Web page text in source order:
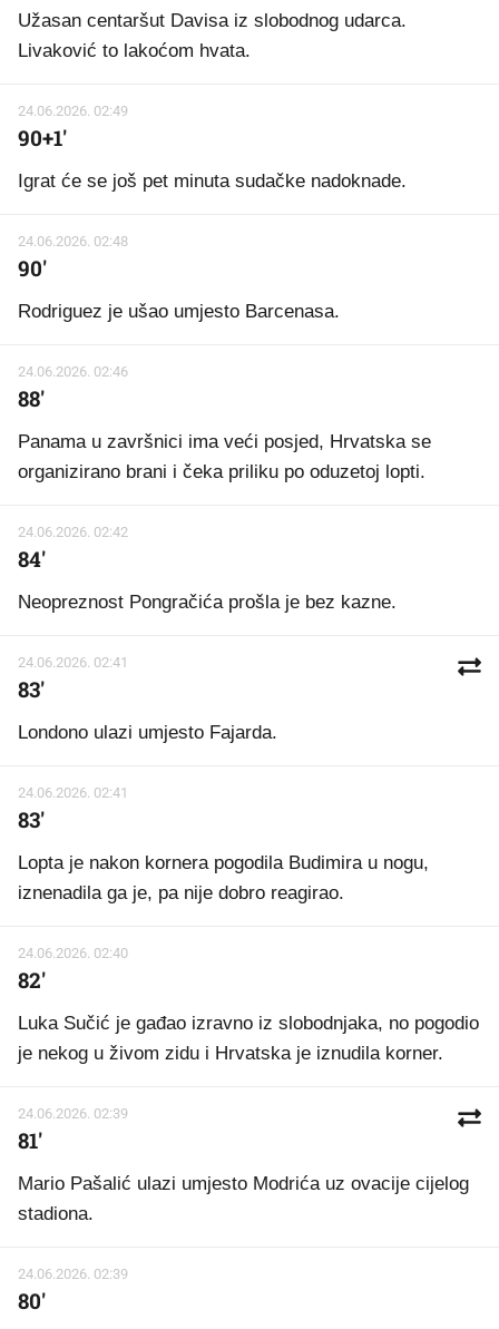
Užasan centaršut Davisa iz slobodnog udarca.
Livaković to lakoćom hvata.
24.06.2026. 02:49
90+1'
Igrat će se još pet minuta sudačke nadoknade.
24.06.2026. 02:48
90'
Rodriguez je ušao umjesto Barcenasa.
24.06.2026. 02:46
88'
Panama u završnici ima veći posjed, Hrvatska se
organizirano brani i čeka priliku po oduzetoj lopti.
24.06.2026. 02:42
84'
Neopreznost Pongračića prošla je bez kazne.
24.06.2026. 02:41
83'
Londono ulazi umjesto Fajarda.
24.06.2026. 02:41
83'
Lopta je nakon kornera pogodila Budimira u nogu,
iznenadila ga je, pa nije dobro reagirao.
24.06.2026. 02:40
82'
Luka Sučić je gađao izravno iz slobodnjaka, no pogodio
je nekog u živom zidu i Hrvatska je iznudila korner.
24.06.2026. 02:39
81'
Mario Pašalić ulazi umjesto Modrića uz ovacije cijelog
stadiona.
24.06.2026. 02:39
80'